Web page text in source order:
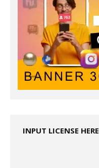
INPUT LICENSE HERE